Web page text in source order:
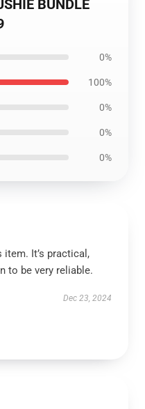
BUNDLE
0%
100%
0%
0%
0%
item. It’s practical,
to be very reliable.
Dec 23, 2024